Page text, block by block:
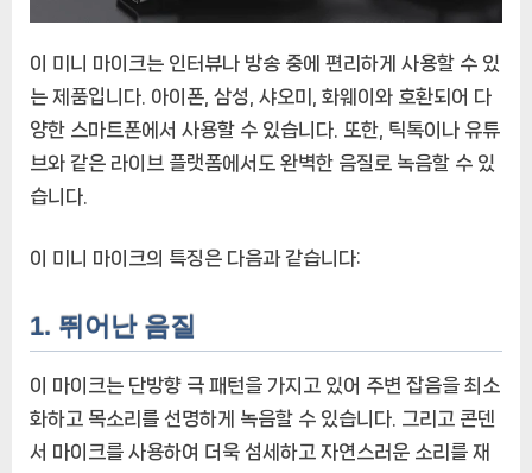
이 미니 마이크는 인터뷰나 방송 중에 편리하게 사용할 수 있
는 제품입니다. 아이폰, 삼성, 샤오미, 화웨이와 호환되어 다
양한 스마트폰에서 사용할 수 있습니다. 또한, 틱톡이나 유튜
브와 같은 라이브 플랫폼에서도 완벽한 음질로 녹음할 수 있
습니다.
이 미니 마이크의 특징은 다음과 같습니다:
1. 뛰어난 음질
이 마이크는 단방향 극 패턴을 가지고 있어 주변 잡음을 최소
화하고 목소리를 선명하게 녹음할 수 있습니다. 그리고 콘덴
서 마이크를 사용하여 더욱 섬세하고 자연스러운 소리를 재